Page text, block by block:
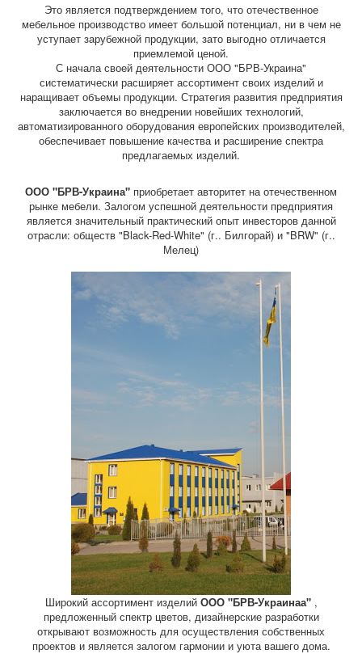
Это является подтверждением того, что отечественное
мебельное производство имеет большой потенциал, ни в чем не
уступает зарубежной продукции, зато выгодно отличается
приемлемой ценой.
С начала своей деятельности ООО "БРВ-Украина"
систематически расширяет ассортимент своих изделий и
наращивает объемы продукции. Стратегия развития предприятия
заключается во внедрении новейших технологий,
автоматизированного оборудования европейских производителей,
обеспечивает повышение качества и расширение спектра
предлагаемых изделий.
ООО "БРВ-Украина" приобретает авторитет на отечественном
рынке мебели. Залогом успешной деятельности предприятия
является значительный практический опыт инвесторов данной
отрасли: обществ "Black-Red-White" (г.. Билгорай) и "BRW" (г..
Мелец)
Широкий ассортимент изделий ООО "БРВ-Украинаа",
предложенный спектр цветов, дизайнерские разработки
открывают возможность для осуществления собственных
проектов и является залогом гармонии и уюта вашего дома.